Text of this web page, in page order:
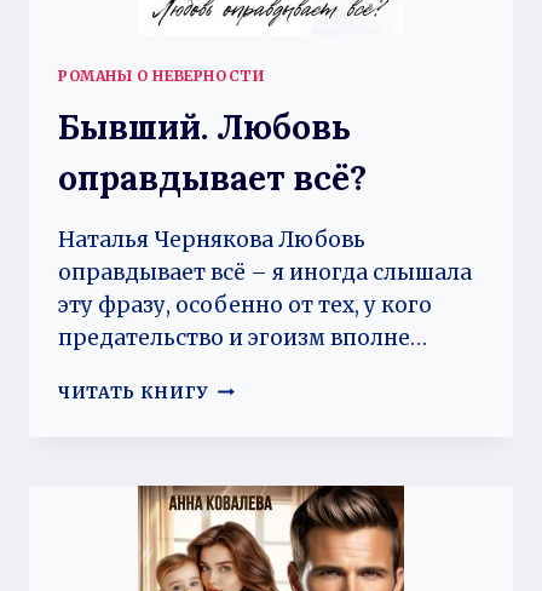
РОМАНЫ О НЕВЕРНОСТИ
Бывший. Любовь
оправдывает всё?
Наталья Чернякова Любовь
оправдывает всё – я иногда слышала
эту фразу, особенно от тех, у кого
предательство и эгоизм вполне…
ЧИТАТЬ КНИГУ БЫВШИЙ.